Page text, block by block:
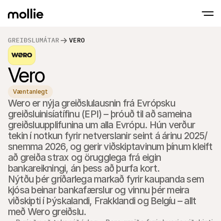
GREIÐSLUMÁTAR VERO
Vero
Væntanlegt
Wero er nýja greiðslulausnin frá Evrópsku
greiðsluinisíatífinu (EPI) – þróuð til að sameina
greiðsluupplifunina um alla Evrópu. Hún verður
tekin í notkun fyrir netverslanir seint á árinu 2025/
snemma 2026, og gerir viðskiptavinum þínum kleift
að greiða strax og örugglega frá eigin
bankareikningi, án þess að þurfa kort.
Nýtðu þér gríðarlega markað fyrir kaupanda sem
kjósa beinar bankafærslur og vinnu þér meira
viðskipti í Þýskalandi, Frakklandi og Belgíu – allt
með Wero greiðslu.
greiðslustöðvum og
Afgreiðsla
Bjóða upp á
sérsniðið að
Endurteknar
Safna endurteknum
áskriftargreiðslum
Samþykki &
Fyrirbyggja svik og
umbreytingu
Samstarfsaðilar
Fyrir umboðsskrifstofur
Kynntu þér samstarfsaðilaáætlun okkar fyrir
umboðsskrifstofur